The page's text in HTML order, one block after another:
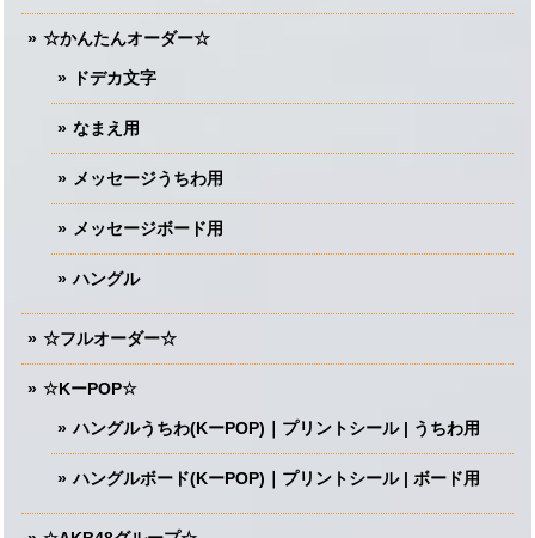
☆かんたんオーダー☆
ドデカ文字
なまえ用
メッセージうちわ用
メッセージボード用
ハングル
☆フルオーダー☆
☆KーPOP☆
ハングルうちわ(KーPOP)｜プリントシール | うちわ用
ハングルボード(KーPOP)｜プリントシール | ボード用